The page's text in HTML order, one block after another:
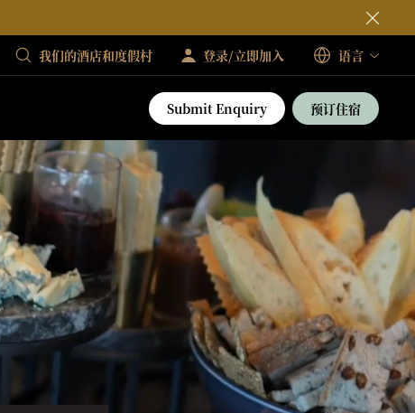
我们的酒店和度假村 登录/立即加入 语言
Submit Enquiry 预订住宿